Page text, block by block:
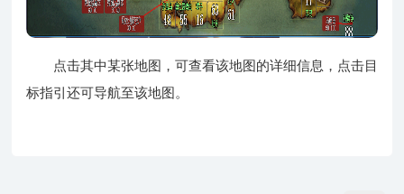
点击其中某张地图，可查看该地图的详细信息，点击目
标指引还可导航至该地图。